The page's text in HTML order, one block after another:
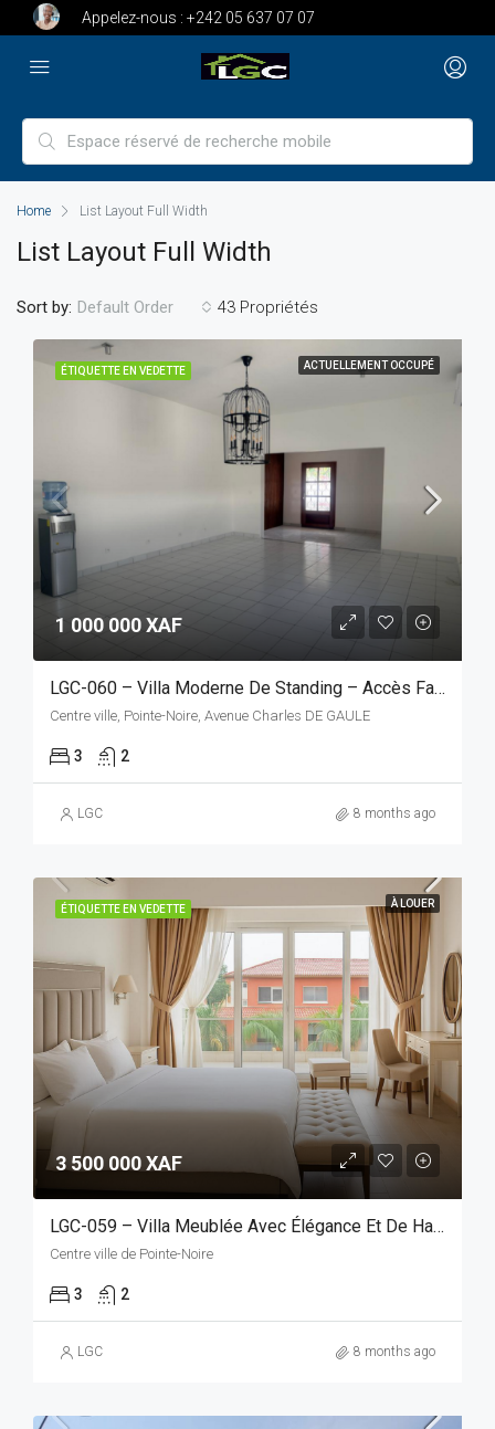
Appelez-nous : +242 05 637 07 07
Home List Layout Full Width
List Layout Full Width
43 Propriétés
Sort by: Default Order
ÉTIQUETTE EN VEDETTE ACTUELLEMENT OCCUPÉ
1 000 000 XAF
LGC-060 – Villa Moderne De Standing – Accès Facile Et Cadre Fonctionnel
Centre ville, Pointe-Noire, Avenue Charles DE GAULE
3 2
LGC 8 months ago
ÉTIQUETTE EN VEDETTE À LOUER
3 500 000 XAF
LGC-059 – Villa Meublée Avec Élégance Et De Haut Standing, Idéalement Située Et Facilement Accessible
Centre ville de Pointe-Noire
3 2
LGC 8 months ago